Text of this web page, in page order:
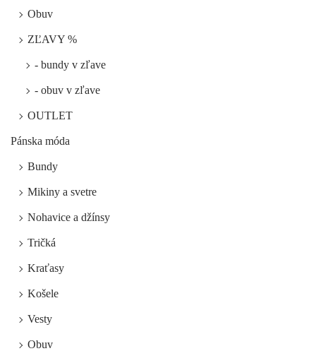
Obuv
ZĽAVY %
- bundy v zľave
- obuv v zľave
OUTLET
Pánska móda
Bundy
Mikiny a svetre
Nohavice a džínsy
Tričká
Kraťasy
Košele
Vesty
Obuv